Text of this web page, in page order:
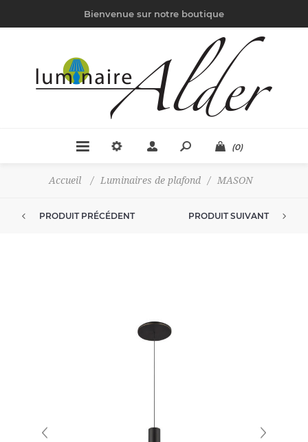
Bienvenue sur notre boutique
(0)
Accueil / Luminaires de plafond / MASON
PRODUIT PRÉCÉDENT PRODUIT SUIVANT